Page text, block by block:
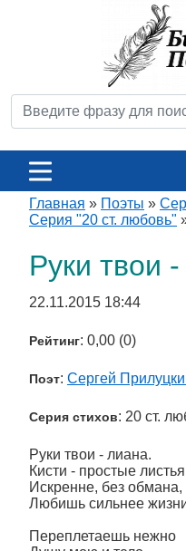
Главная » Поэты »
Серия "20 ст. любовь"
Руки твои
22.11.2015 18:44
Рейтинг: 0,00 (0)
Поэт: Сергей
Серия стихов: 20 ст.
Руки твои - лиана.
Кисти - простые
Искренне, без обмана,
Любишь сильнее
Переплетаешь нежно